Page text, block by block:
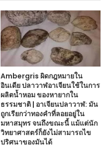
Ambergris ผิดกฎหมายใน
อินเดีย ปลาวาฬอาเจียนใช้ในการ
ผลิตน้ำหอม ของหายากใน
ธรรมชาติ | อาเจียนปลาวาฬ: มัน
ถูกเรียกว่าทองคำที่ลอยอยู่ใน
มหาสมุทร จนถึงขณะนี้ แม้แต่นัก
วิทยาศาสตร์ก็ยังไม่สามารถไข
ปริศนาของมันได้